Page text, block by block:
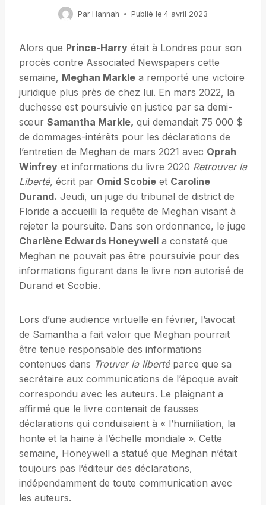
Par Hannah Publié le 4 avril 2023
Alors que Prince-Harry était à Londres pour son
procès contre Associated Newspapers cette
semaine, Meghan Markle a remporté une victoire
juridique plus près de chez lui. En mars 2022, la
duchesse est poursuivie en justice par sa demi-
sœur Samantha Markle, qui demandait 75 000 $
de dommages-intérêts pour les déclarations de
l’entretien de Meghan de mars 2021 avec Oprah
Winfrey et informations du livre 2020 Retrouver la
Liberté, écrit par Omid Scobie et Caroline
Durand. Jeudi, un juge du tribunal de district de
Floride a accueilli la requête de Meghan visant à
rejeter la poursuite. Dans son ordonnance, le juge
Charlène Edwards Honeywell a constaté que
Meghan ne pouvait pas être poursuivie pour des
informations figurant dans le livre non autorisé de
Durand et Scobie.
Lors d’une audience virtuelle en février, l’avocat
de Samantha a fait valoir que Meghan pourrait
être tenue responsable des informations
contenues dans Trouver la libertéparce que sa
secrétaire aux communications de l’époque avait
correspondu avec les auteurs. Le plaignant a
affirmé que le livre contenait de fausses
déclarations qui conduisaient à « l’humiliation, la
honte et la haine à l’échelle mondiale ». Cette
semaine, Honeywell a statué que Meghan n’était
toujours pas l’éditeur des déclarations,
indépendamment de toute communication avec
les auteurs.